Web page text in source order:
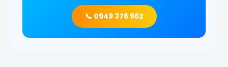
📞 0949 376 962